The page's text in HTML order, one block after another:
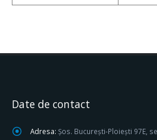
Date de contact
Adresa: Șos. București-Ploiești 97E,